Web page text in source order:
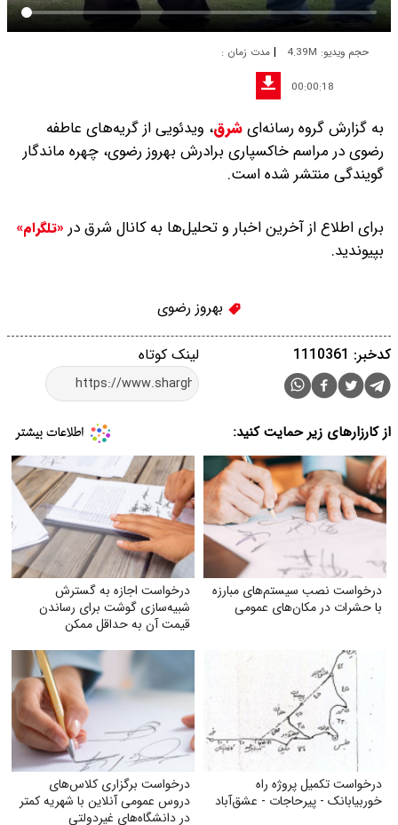
حجم ویدیو: 4.39M | مدت زمان :
00:00:18
به گزارش گروه رسانه‌ایشرق، ویدئویی از گریه‌های عاطفه
رضوی در مراسم خاکسپاری برادرش بهروز رضوی، چهره ماندگار
گویندگی منتشر شده است.
برای اطلاع از آخرین اخبار و تحلیل‌ها به کانال شرق در «تلگرام»
بپیوندید.
بهروز رضوی
لینک کوتاه کدخبر: 1110361
از کارزارهای زیر حمایت کنید:
درخواست نصب سیستم‌های مبارزه
با حشرات در مکان‌های عمومی
درخواست اجازه به گسترش
شبیه‌سازی گوشت برای رساندن
قیمت آن به حداقل ممکن
درخواست تکمیل پروژه راه
خوربیابانک - پیرحاجات - عشق‌آباد
درخواست برگزاری کلاس‌های
دروس عمومی آنلاین با شهریه کمتر
در دانشگاه‌های غیردولتی